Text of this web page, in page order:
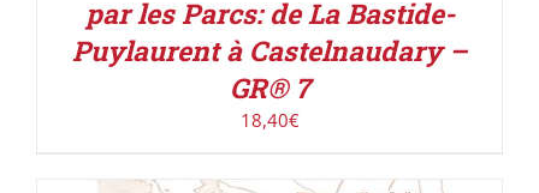
par les Parcs: de La Bastide-
Puylaurent à Castelnaudary –
GR® 7
18,40€